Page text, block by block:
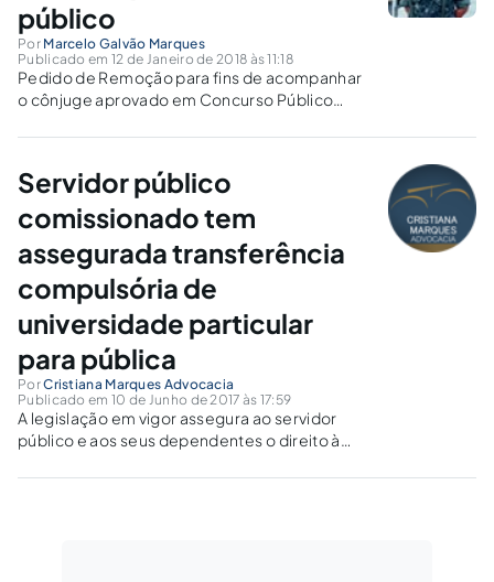
público
Por Marcelo Galvão Marques
Publicado em 12 de Janeiro de 2018 às 11:18
Pedido de Remoção para fins de acompanhar
o cônjuge aprovado em Concurso Público
Aplicação da lei 8.275/04, Lei Complementar
Servidor público
comissionado tem
assegurada transferência
compulsória de
universidade particular
para pública
PorCristiana Marques Advocacia
Publicado em 10 de Junho de 2017 às 17:59
A legislação em vigor assegura ao servidor
público e aos seus dependentes o direito à
mudança de domicílio em razão de